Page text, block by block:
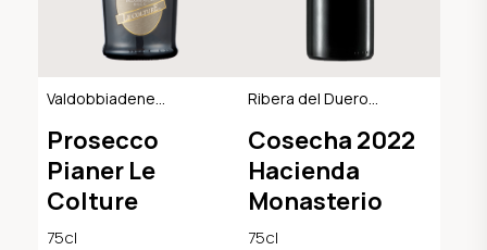
Valdobbiadene
Prosecco
Pianer Le
Colture
75cl
Ribera del Duero
Cosecha 2022
Hacienda
Monasterio
75cl